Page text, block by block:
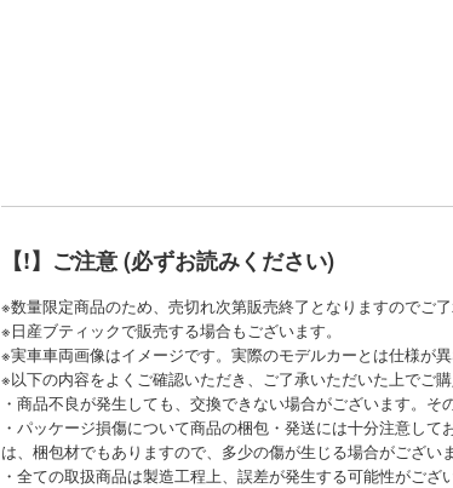
【!】ご注意 (必ずお読みください)
※数量限定商品のため、売切れ次第販売終了となりますのでご了
※日産ブティックで販売する場合もございます。
※実車車両画像はイメージです。実際のモデルカーとは仕様が異
※以下の内容をよくご確認いただき、ご了承いただいた上でご
・商品不良が発生しても、交換できない場合がございます。そ
・パッケージ損傷について商品の梱包・発送には十分注意し
は、梱包材でもありますので、多少の傷が生じる場合がございま
・全ての取扱商品は製造工程上、誤差が発生する可能性がご